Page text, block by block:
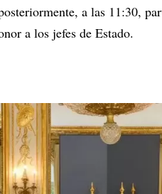
a las 11:30,
a los jefes de Estado.